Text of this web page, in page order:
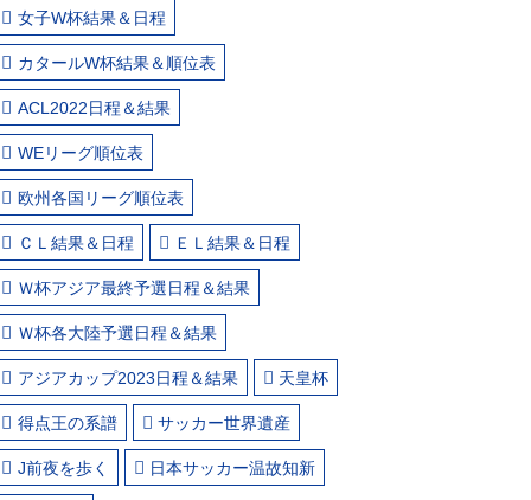
女子W杯結果＆日程
カタールW杯結果＆順位表
ACL2022日程＆結果
WEリーグ順位表
欧州各国リーグ順位表
ＣＬ結果＆日程 ＥＬ結果＆日程
Ｗ杯アジア最終予選日程＆結果
Ｗ杯各大陸予選日程＆結果
アジアカップ2023日程＆結果 天皇杯
得点王の系譜 サッカー世界遺産
J前夜を歩く 日本サッカー温故知新